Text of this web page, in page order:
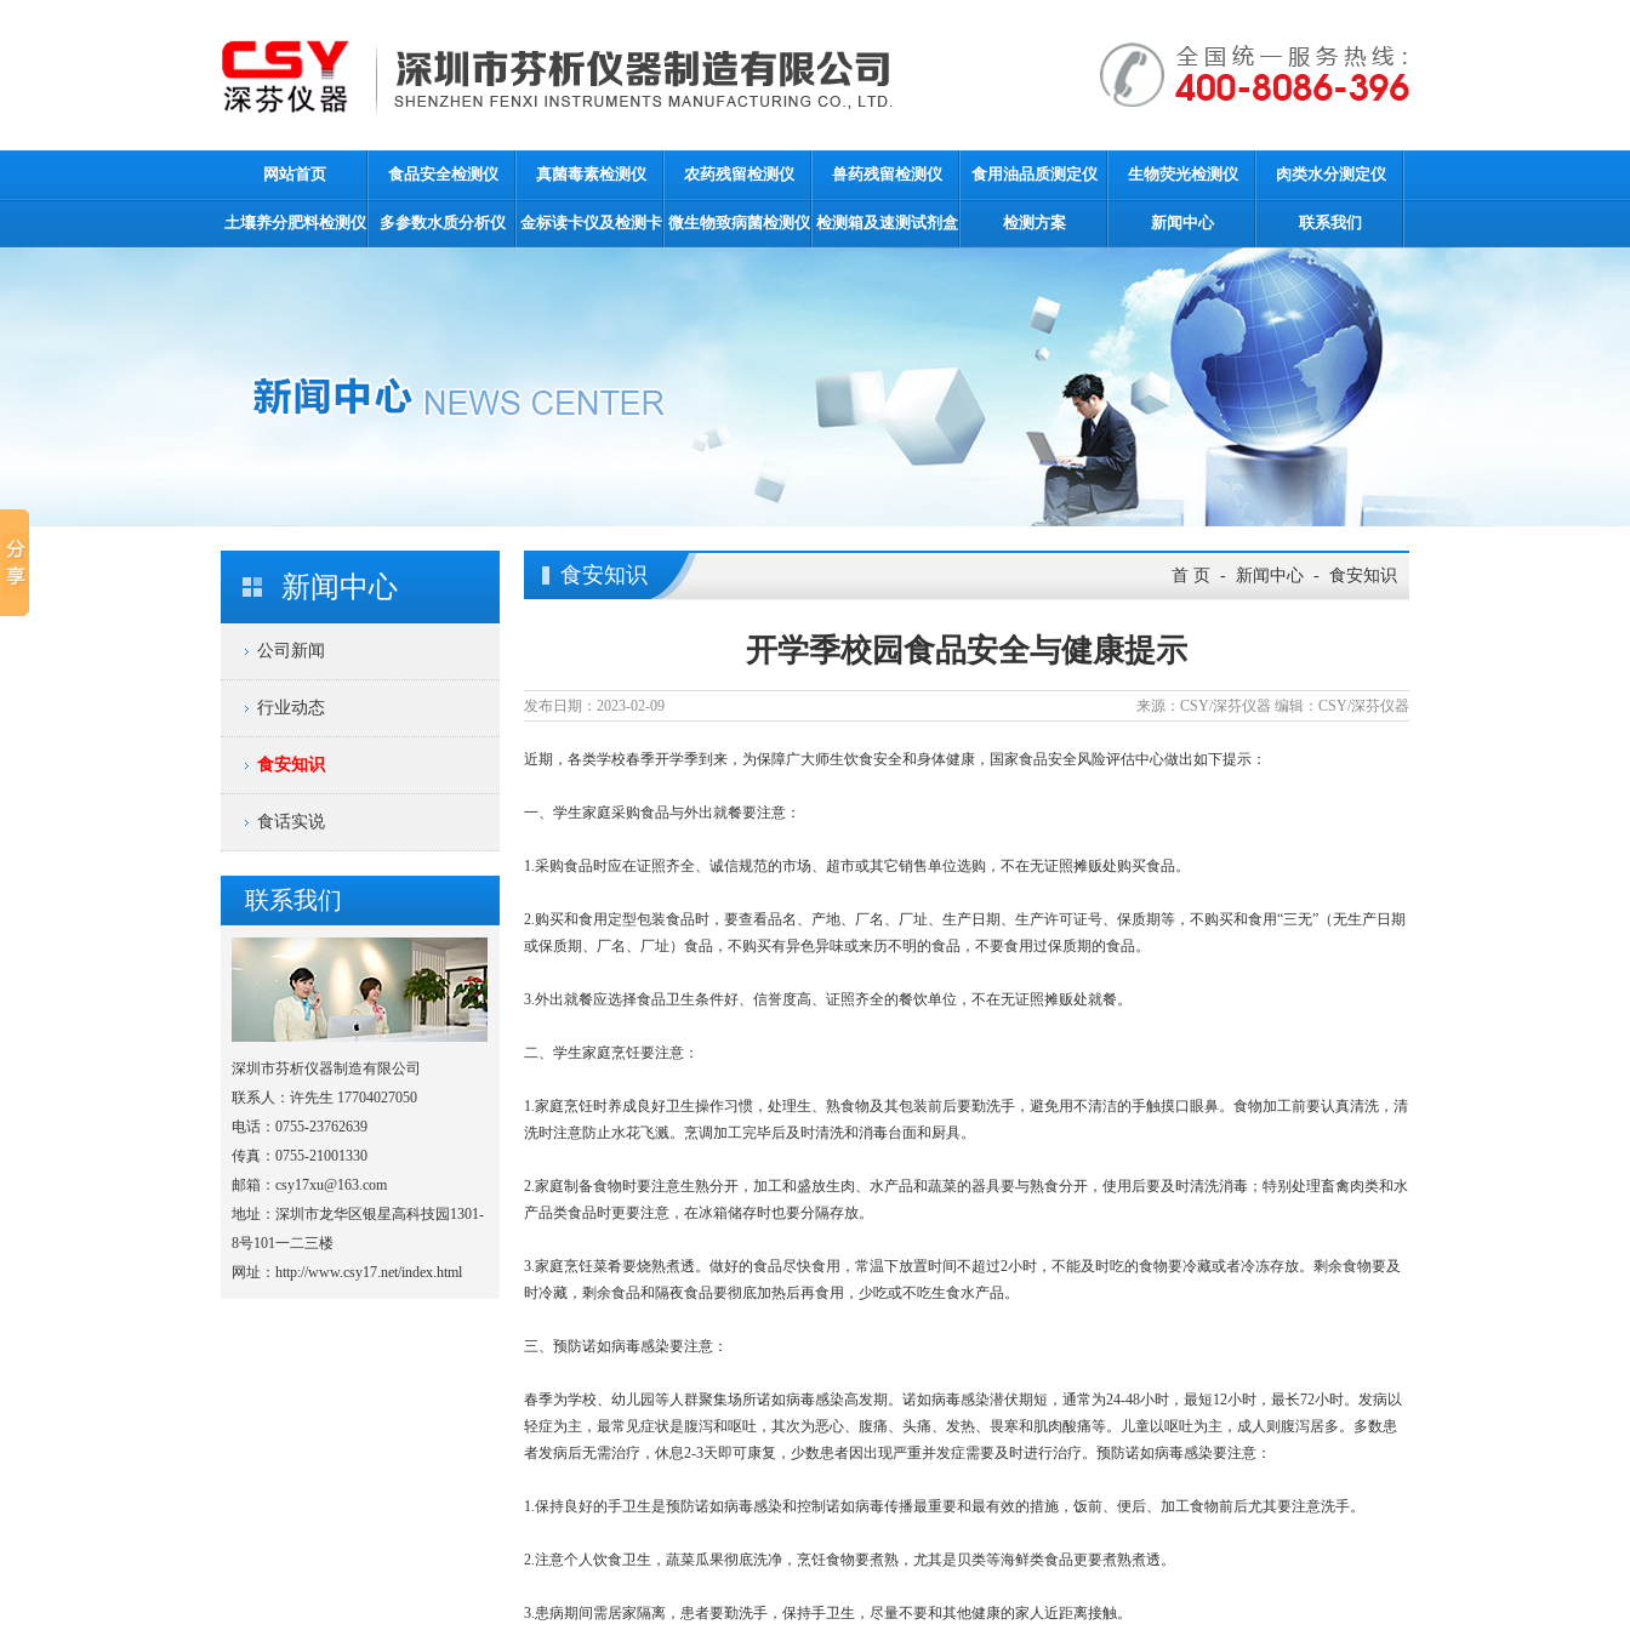
网站首页 食品安全检测仪 真菌毒素检测仪 农药残留检测仪 兽药残留检测仪 食用油品质测定仪 生物荧光检测仪 肉类水分测定仪
土壤养分肥料检测仪 多参数水质分析仪 金标读卡仪及检测卡 微生物致病菌检测仪 检测箱及速测试剂盒 检测方案 新闻中心 联系我们
新闻中心
公司新闻
行业动态
食安知识
食话实说
联系我们
深圳市芬析仪器制造有限公司
联系人：许先生 17704027050
电话：0755-23762639
传真：0755-21001330
邮箱：csy17xu@163.com
地址：深圳市龙华区银星高科技园1301-
8号101一二三楼
网址：http://www.csy17.net/index.html
食安知识 首 页 - 新闻中心 - 食安知识
开学季校园食品安全与健康提示
来源：CSY/深芬仪器 编辑：CSY/深芬仪器
发布日期：2023-02-09
近期，各类学校春季开学季到来，为保障广大师生饮食安全和身体健康，国家食品安全风险评估中心做出如下提示：
一、学生家庭采购食品与外出就餐要注意：
1.采购食品时应在证照齐全、诚信规范的市场、超市或其它销售单位选购，不在无证照摊贩处购买食品。
2.购买和食用定型包装食品时，要查看品名、产地、厂名、厂址、生产日期、生产许可证号、保质期等，不购买和食用“三无”（无生产日期
或保质期、厂名、厂址）食品，不购买有异色异味或来历不明的食品，不要食用过保质期的食品。
3.外出就餐应选择食品卫生条件好、信誉度高、证照齐全的餐饮单位，不在无证照摊贩处就餐。
二、学生家庭烹饪要注意：
1.家庭烹饪时养成良好卫生操作习惯，处理生、熟食物及其包装前后要勤洗手，避免用不清洁的手触摸口眼鼻。食物加工前要认真清洗，清
洗时注意防止水花飞溅。烹调加工完毕后及时清洗和消毒台面和厨具。
2.家庭制备食物时要注意生熟分开，加工和盛放生肉、水产品和蔬菜的器具要与熟食分开，使用后要及时清洗消毒；特别处理畜禽肉类和水
产品类食品时更要注意，在冰箱储存时也要分隔存放。
3.家庭烹饪菜肴要烧熟煮透。做好的食品尽快食用，常温下放置时间不超过2小时，不能及时吃的食物要冷藏或者冷冻存放。剩余食物要及
时冷藏，剩余食品和隔夜食品要彻底加热后再食用，少吃或不吃生食水产品。
三、预防诺如病毒感染要注意：
春季为学校、幼儿园等人群聚集场所诺如病毒感染高发期。诺如病毒感染潜伏期短，通常为24-48小时，最短12小时，最长72小时。发病以
轻症为主，最常见症状是腹泻和呕吐，其次为恶心、腹痛、头痛、发热、畏寒和肌肉酸痛等。儿童以呕吐为主，成人则腹泻居多。多数患
者发病后无需治疗，休息2-3天即可康复，少数患者因出现严重并发症需要及时进行治疗。预防诺如病毒感染要注意：
1.保持良好的手卫生是预防诺如病毒感染和控制诺如病毒传播最重要和最有效的措施，饭前、便后、加工食物前后尤其要注意洗手。
2.注意个人饮食卫生，蔬菜瓜果彻底洗净，烹饪食物要煮熟，尤其是贝类等海鲜类食品更要煮熟煮透。
3.患病期间需居家隔离，患者要勤洗手，保持手卫生，尽量不要和其他健康的家人近距离接触。